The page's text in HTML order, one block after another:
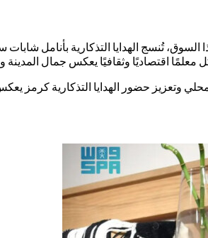
السوق، تُنسج الهدايا التذكارية بأنامل
اقتصاديًا وثقافيًا يعكس جمال المدينة
وتعزيز حضور الهدايا التذكارية كرمز